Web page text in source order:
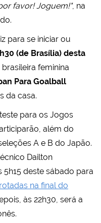
favor! Joguem!", na
para se iniciar ou
(de Brasília) desta
brasileira feminina
Para Goalball
da casa.
para os Jogos
além do
A e B do Japão.
Dailton
deste sábado para
na final do
às 22h30, será a